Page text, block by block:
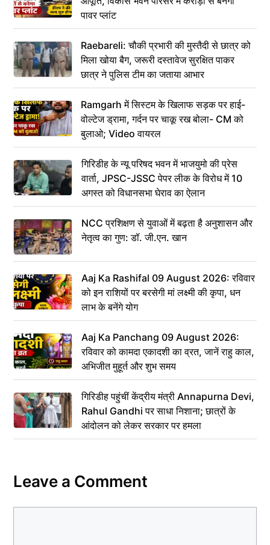
पावर प्लांट
Raebareli: चौकी प्रभारी की मुस्तैदी से छात्र को
मिला खोया बैग, जरूरी दस्तावेज सुरक्षित पाकर
छात्र ने पुलिस टीम का जताया आभार
Ramgarh में सिस्टम के खिलाफ सड़क पर हाई-
वोल्टेज ड्रामा, गर्दन पर चाकू रख बोला- CM को
बुलाओ; Video वायरल
गिरिडीह के न्यू परिषद भवन में भाजयुमो की प्रेस
वार्ता, JPSC-JSSC पेपर लीक के विरोध में 10
अगस्त को विधानसभा घेराव का ऐलान
NCC प्रशिक्षण से युवाओं में बढ़ता है अनुशासन और
नेतृत्व का गुण: डॉ. जी.एन. खान
Aaj Ka Rashifal 09 August 2026: रविवार
को इन राशियों पर बरसेगी मां लक्ष्मी की कृपा, धन
लाभ के बनेंगे योग
Aaj Ka Panchang 09 August 2026:
रविवार को कामदा एकादशी का व्रत, जानें राहु काल,
अभिजीत मुहूर्त और शुभ समय
गिरिडीह पहुंचीं केंद्रीय मंत्री Annapurna Devi,
Rahul Gandhi पर साधा निशाना; छात्रों के
आंदोलन को लेकर सरकार पर हमला
Leave a Comment